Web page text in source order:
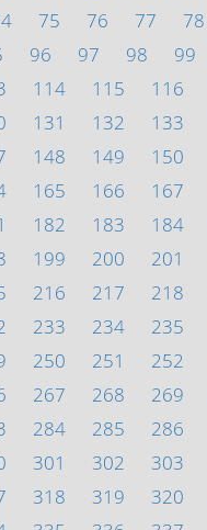
75 76 77 78
96 97 98 99
114 115 116
131 132 133
148 149 150
165 166 167
182 183 184
199 200 201
216 217 218
233 234 235
250 251 252
267 268 269
284 285 286
301 302 303
318 319 320